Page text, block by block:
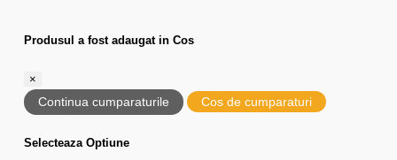
Produsul a fost adaugat in Cos
×
Continua cumparaturile Cos de cumparaturi
Selecteaza Optiune